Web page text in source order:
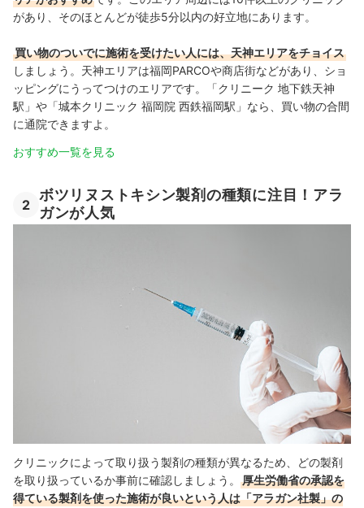
があり、そのほとんどが徒歩5分以内の好立地にあります。
買い物のついでに施術を受けたい人には、天神エリアをチョイス
しましょう。天神エリアは福岡PARCOや商店街などがあり、ショ
ッピングにうってつけのエリアです。「クリニーク 地下鉄天神
駅 」や「城本クリニック 福岡院 西鉄福岡駅 」なら、買い物の合間
に通院できますよ。
おすすめ一覧を見る
2
ボツリヌストキシン製剤の種類に注目！アラ
ガンが人気
クリニックによって取り扱う製剤の種類が異なるため、どの製剤
を取り扱っているか事前に確認しましょう。
厚生労働省の承認を
得ている製剤を使った施術が良いという人は「アラガン社製」の